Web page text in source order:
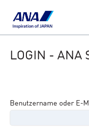
LOGIN - ANA
Benutzername oder E-